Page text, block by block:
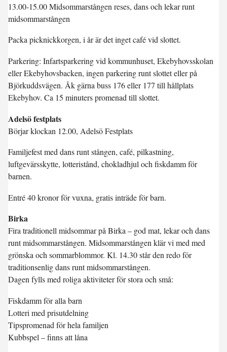
13.00-15.00 Midsommarstången reses, dans och lekar runt
midsommarstången
Packa picknickkorgen, i år är det inget café vid slottet.
Parkering: Infartsparkering vid kommunhuset, Ekebyhovsskolan
eller Ekebyhovsbacken, ingen parkering runt slottet eller på
Björkuddsvägen. Åk gärna buss 176 eller 177 till hållplats
Ekebyhov. Ca 15 minuters promenad till slottet.
Adelsö festplats
Börjar klockan 12.00, Adelsö Festplats
Familjefest med dans runt stången, café, pilkastning,
luftgevärsskytte, lotteristånd, chokladhjul och fiskdamm för
barnen.
Entré 40 kronor för vuxna, gratis inträde för barn.
Birka
Fira traditionell midsommar på Birka – god mat, lekar och dans
runt midsommarstången. Midsommarstången klär vi med med
grönska och sommarblommor. Kl. 14.30 står den redo för
traditionsenlig dans runt midsommarstången.
Dagen fylls med roliga aktiviteter för stora och små:
Fiskdamm för alla barn
Lotteri med prisutdelning
Tipspromenad för hela familjen
Kubbspel – finns att låna